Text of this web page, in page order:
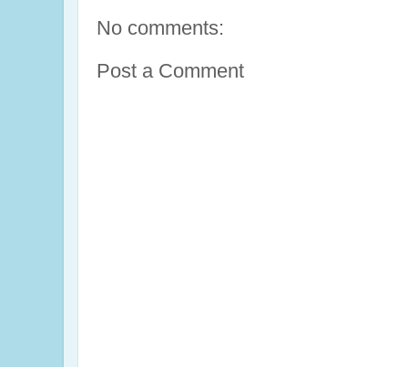
No comments:
Post a Comment